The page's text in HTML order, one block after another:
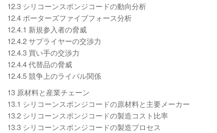
12.3 シリコーンスポンジコードの動向分析
12.4 ポーターズファイブフォース分析
12.4.1 新規参入者の脅威
12.4.2 サプライヤーの交渉力
12.4.3 買い手の交渉力
12.4.4 代替品の脅威
12.4.5 競争上のライバル関係
13 原材料と産業チェーン
13.1 シリコーンスポンジコードの原材料と主要メーカー
13.2 シリコーンスポンジコードの製造コスト比率
13.3 シリコーンスポンジコードの製造プロセス